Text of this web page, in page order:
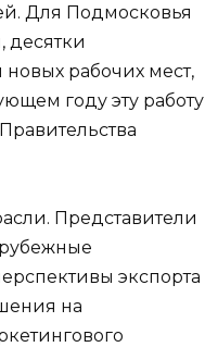
Для Подмосковья
десятки
рабочих мест,
году эту работу
Представители
экспорта
на